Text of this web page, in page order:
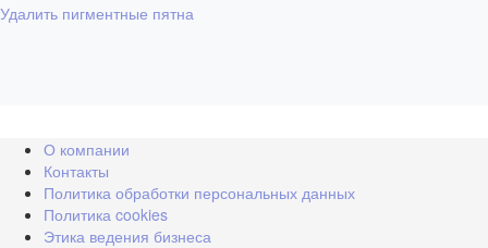
Удалить пигментные пятна
О компании
Контакты
Политика обработки персональных данных
Политика cookies
Этика ведения бизнеса